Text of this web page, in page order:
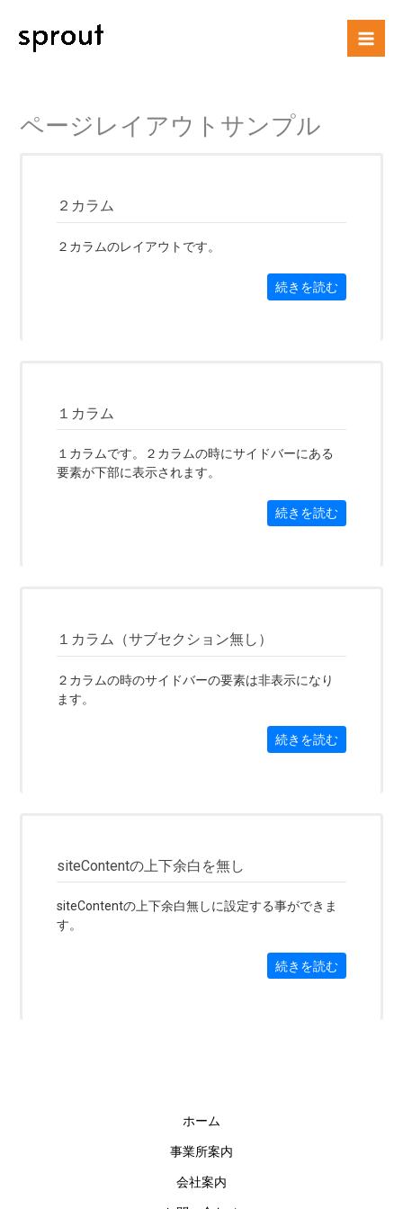
ページレイアウトサンプル
２カラム
２カラムのレイアウトです。
続きを読む
１カラム
１カラムです。２カラムの時にサイドバーにある
要素が下部に表示されます。
続きを読む
１カラム（サブセクション無し）
２カラムの時のサイドバーの要素は非表示になり
ます。
続きを読む
siteContentの上下余白を無し
siteContentの上下余白無しに設定する事ができま
す。
続きを読む
ホーム
事業所案内
会社案内